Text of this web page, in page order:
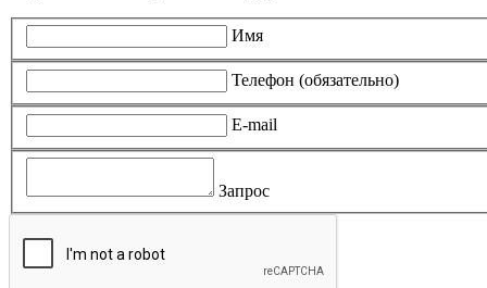
Имя
Телефон (обязательно)
E-mail
Запрос